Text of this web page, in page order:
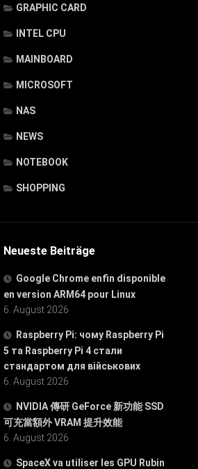
GRAPHIC CARD
INTEL CPU
MAINBOARD
MICROSOFT
NAS
NEWS
NOTEBOOK
SHOPPING
Neueste Beiträge
Google Chrome enfin disponible
en version ARM64 pour Linux
6. August 2026
Raspberry Pi: чому Raspberry Pi
5 та Raspberry Pi 4 стали
стандартом для військових
6. August 2026
NVIDIA 傳研 GeForce 新功能 SSD
可充當額外 VRAM 提升效能
6. August 2026
SpaceX va utiliser les GPU Rubin